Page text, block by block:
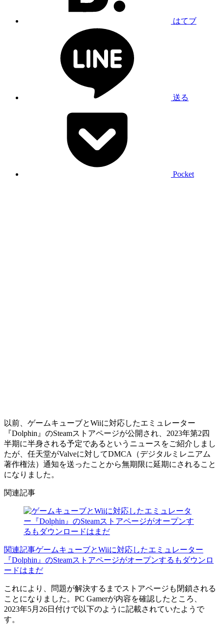
はてブ
送る
Pocket
以前、ゲームキューブとWiiに対応したエミュレーター
『Dolphin』のSteamストアページが公開され、2023年第2四
半期に半身される予定であるというニュースをご紹介しまし
たが、任天堂がValveに対してDMCA（デジタルミレニアム
著作権法）通知を送ったことから無期限に延期にされること
になりました。
関連記事
関連記事ゲームキューブとWiiに対応したエミュレーター
『Dolphin』のSteamストアページがオープンするもダウンロ
ードはまだ
これにより、問題が解決するまでストアページも閉鎖される
ことになりました。PC Gamerが内容を確認したところ、
2023年5月26日付けで以下のように記載されていたようで
す。